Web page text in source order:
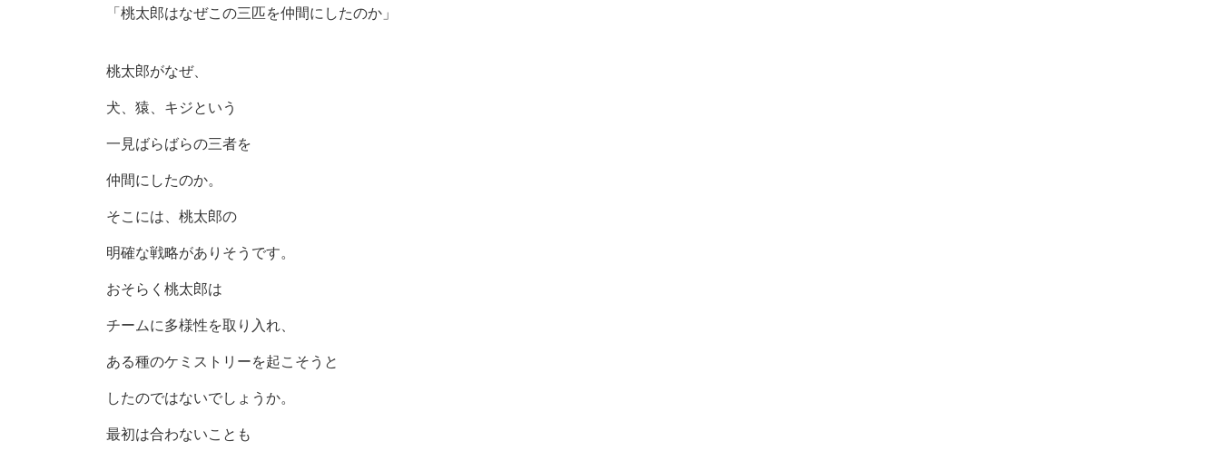
「桃太郎はなぜこの三匹を仲間にしたのか」
桃太郎がなぜ、
犬、猿、キジという
一見ばらばらの三者を
仲間にしたのか。
そこには、桃太郎の
明確な戦略がありそうです。
おそらく桃太郎は
チームに多様性を取り入れ、
ある種のケミストリーを起こそうと
したのではないでしょうか。
最初は合わないことも